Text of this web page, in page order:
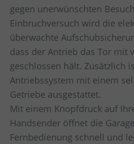
gegen unerwünschten
Einbruchversuch wird die
überwachte
dass der Antrieb das Tor mit
geschlossen hält. Zusätzlich
Antriebssystem mit einem
Getriebe ausgestattet.
Mit einem Knopfdruck auf
Handsender öffnet die
Fernbedienung schnell und